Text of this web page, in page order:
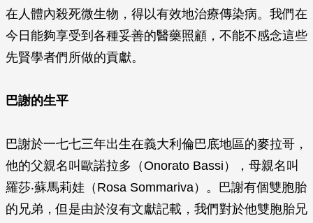
在人體內殺死微生物，得以有效地治療傳染病。我們在
今日能夠享受到各種妥善的醫藥照顧，不能不感念這些
先賢學者們所做的貢獻。
巴謝的生平
巴謝於一七七三年出生在義大利倫巴底地區的麥拉哥，
他的父親名叫歐諾拉多（Onorato Bassi），母親名叫
羅莎‧蘇馬莉娃（Rosa Sommariva）。巴謝有個雙胞胎
的兄弟，但是由於沒有文獻記載，我們對於他雙胞胎兄